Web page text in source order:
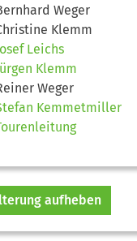
Weger
Klemm
Leichs
Klemm
Weger
Kemmetmiller
aufheben